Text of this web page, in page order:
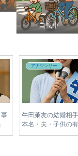
自転車
政治
麻生太郎と石破茂
なぜ続くのか？二
を紐解く政治的背